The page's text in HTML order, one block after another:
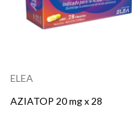
ELEA
AZIATOP 20 mg x 28